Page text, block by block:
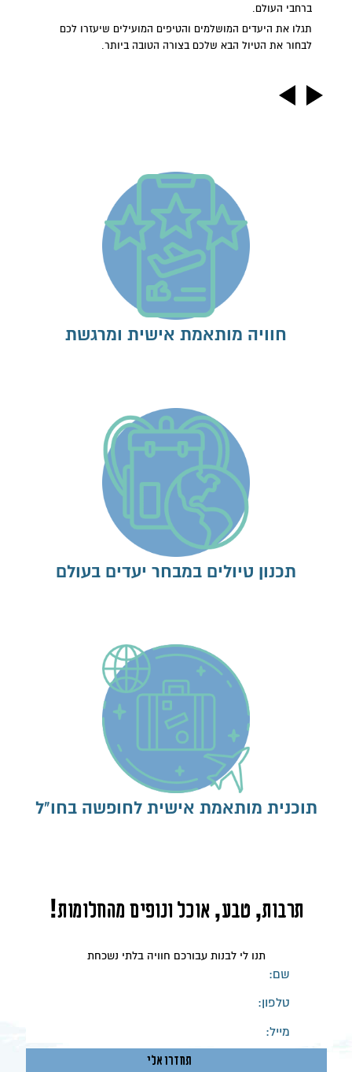
ברחבי העולם.
תגלו את היעדים המושלמים והטיפים המועילים שיעזרו לכם
לבחור את הטיול הבא שלכם בצורה הטובה ביותר.
חוויה מותאמת אישית ומרגשת
תכנון טיולים במבחר יעדים בעולם
תוכנית מותאמת אישית לחופשה בחו"ל
תרבות, טבע, אוכל ונופים מהחלומות!
תנו לי לבנות עבורכם חוויה בלתי נשכחת